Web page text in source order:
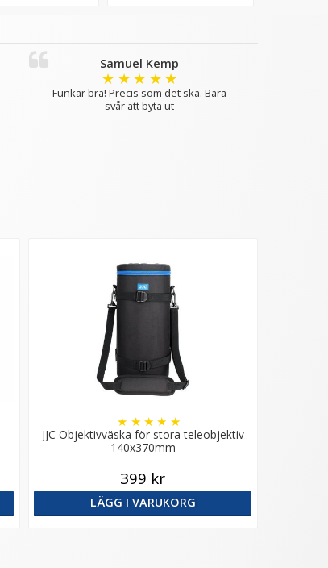
Samuel Kemp
★ ★ ★ ★ ★
Funkar bra! Precis som det ska. Bara
svår att byta ut
JJC Objektivväska för stora teleobjektiv
140x370mm
★ ★ ★ ★ ★
399 kr
LÄGG I VARUKORG